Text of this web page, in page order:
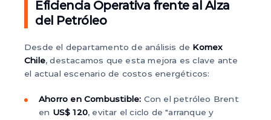
Eficiencia Operativa frente al Alza
del Petróleo
Desde el departamento de análisis de Komex
Chile, destacamos que esta mejora es clave ante
el actual escenario de costos energéticos:
Ahorro en Combustible: Con el petróleo Brent
en US$ 120, evitar el ciclo de "arranque y